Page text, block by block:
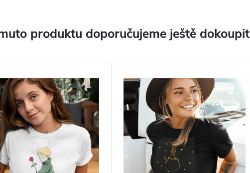
produktu doporučujeme ještě dokoupit